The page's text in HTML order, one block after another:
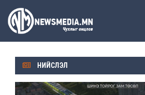
НИЙСЛЭЛ